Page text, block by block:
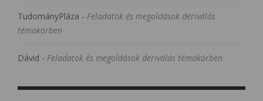
TudományPláza - Feladatok és megoldások deriválás
témakörben
Dávid - Feladatok és megoldások deriválás témakörben